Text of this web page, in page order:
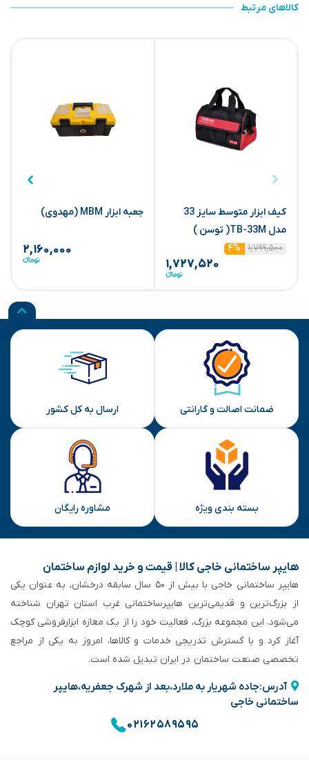
کالاهای مرتبط
کیف ابزار متوسط سایز 33
مدل TB-33M( توسن )
۱,۷۹۹,۵۰۰
۴%
۱,۷۲۷,۵۲۰
جعبه ابزار MBM (مهدوی)
۲,۱۶۰,۰۰۰
ضمانت اصالت و گارانتی ارسال به کل کشور
بسته بندی ویژه مشاوره رایگان
هایپر ساختمانی خاجی‌ کالا | قیمت و خرید لوازم ساختمان
هایپر ساختمانی خاجی‌ با بیش از ۵۰ سال سابقه‌ درخشان، به عنوان یکی
از بزرگ‌ترین و قدیمی‌ترین هایپرساختمانی‌ غرب استان تهران شناخته
می‌شود. این مجموعه بزرگ، فعالیت خود را از یک مغازه ابزارفروشی کوچک
آغاز کرد و با گسترش تدریجی خدمات و کالاها، امروز به یکی از مراجع
تخصصی صنعت ساختمان در ایران تبدیل شده است.
آدرس:جاده شهریار به ملارد،بعد از شهرک جعفریه،هایپر
ساختمانی خاجی
۰۲۱۶۲۵۸۹۵۹۵